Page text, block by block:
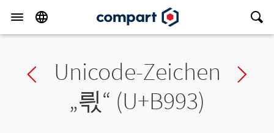
Previous char
Unicode-Zeichen
„릓“ (U+B993)